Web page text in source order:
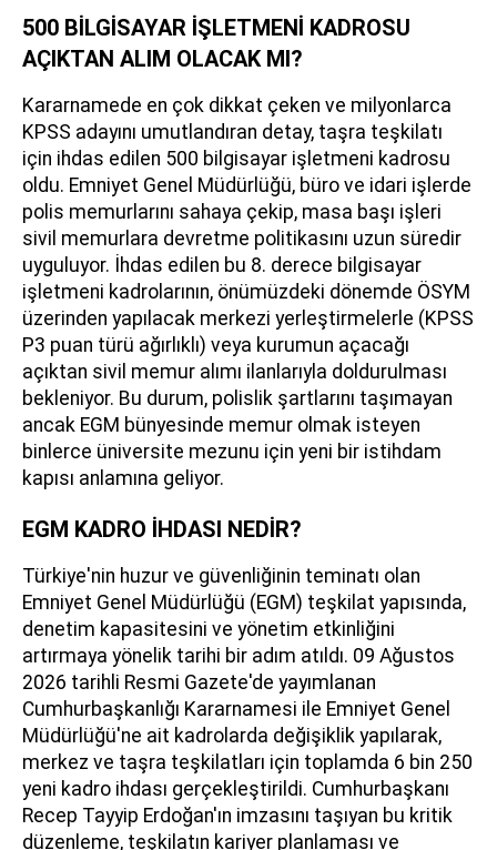
500 BİLGİSAYAR İŞLETMENİ KADROSU
AÇIKTAN ALIM OLACAK MI?
Kararnamede en çok dikkat çeken ve milyonlarca
KPSS adayını umutlandıran detay, taşra teşkilatı
için ihdas edilen 500 bilgisayar işletmeni kadrosu
oldu. Emniyet Genel Müdürlüğü, büro ve idari işlerde
polis memurlarını sahaya çekip, masa başı işleri
sivil memurlara devretme politikasını uzun süredir
uyguluyor. İhdas edilen bu 8. derece bilgisayar
işletmeni kadrolarının, önümüzdeki dönemde ÖSYM
üzerinden yapılacak merkezi yerleştirmelerle (KPSS
P3 puan türü ağırlıklı) veya kurumun açacağı
açıktan sivil memur alımı ilanlarıyla doldurulması
bekleniyor. Bu durum, polislik şartlarını taşımayan
ancak EGM bünyesinde memur olmak isteyen
binlerce üniversite mezunu için yeni bir istihdam
kapısı anlamına geliyor.
EGM KADRO İHDASI NEDİR?
Türkiye'nin huzur ve güvenliğinin teminatı olan
Emniyet Genel Müdürlüğü (EGM) teşkilat yapısında,
denetim kapasitesini ve yönetim etkinliğini
artırmaya yönelik tarihi bir adım atıldı. 09 Ağustos
2026 tarihli Resmi Gazete'de yayımlanan
Cumhurbaşkanlığı Kararnamesi ile Emniyet Genel
Müdürlüğü'ne ait kadrolarda değişiklik yapılarak,
merkez ve taşra teşkilatları için toplamda 6 bin 250
yeni kadro ihdası gerçekleştirildi. Cumhurbaşkanı
Recep Tayyip Erdoğan'ın imzasını taşıyan bu kritik
düzenleme, teşkilatın kariyer planlaması ve